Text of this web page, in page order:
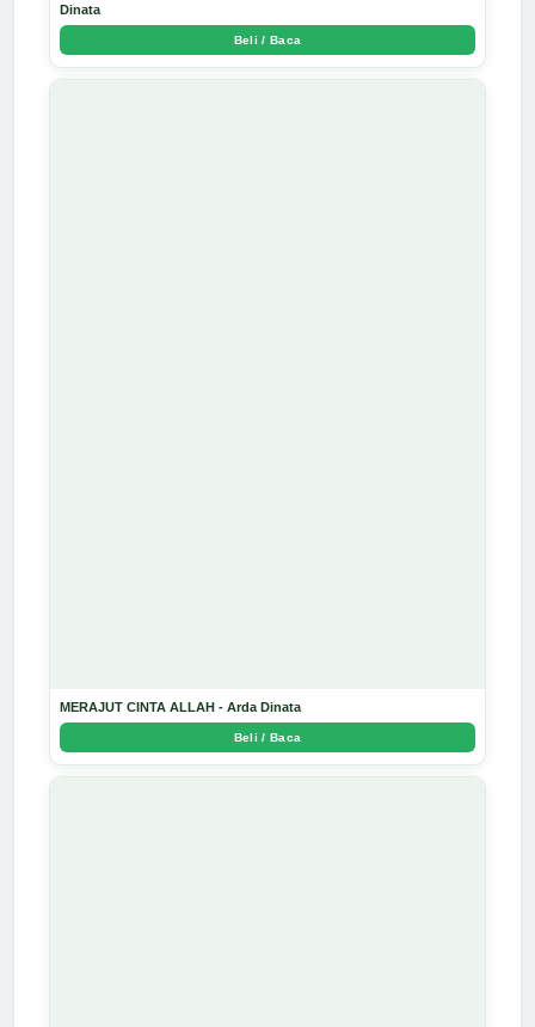
Dinata
Beli / Baca
MERAJUT CINTA ALLAH - Arda Dinata
Beli / Baca